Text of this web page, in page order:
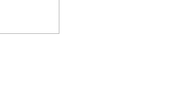
дня в Тульской области на сайте